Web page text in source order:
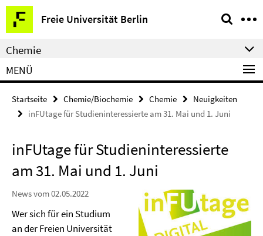
Springe
direkt
zu
Inhalt
Freie Universität Berlin
Service-
Navigation
Chemie
MENÜ
Startseite Chemie/Biochemie Chemie
Neuigkeiten
inFUtage für Studieninteressierte am 31. Mai und 1. Juni
inFUtage für Studieninteressierte
am 31. Mai und 1. Juni
News vom 02.05.2022
Wer sich für ein Studium
an der Freien Universität